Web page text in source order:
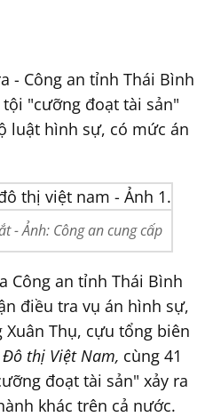
- Công an tỉnh Thái Bình
"cưỡng đoạt tài sản"
luật hình sự, có mức án
- Ảnh: Công an cung cấp
Công an tỉnh Thái Bình
điều tra vụ án hình sự,
Thụ, cựu tổng biên
thị Việt Nam, cùng 41
đoạt tài sản" xảy ra
khác trên cả nước.